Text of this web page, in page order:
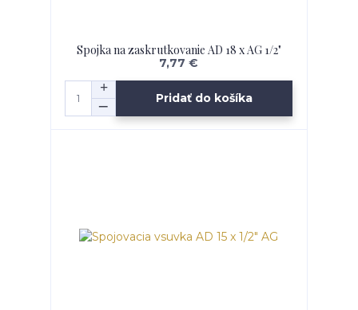
Spojka na zaskrutkovanie AD 18 x AG 1/2"
7,77 €
Pridať do košíka